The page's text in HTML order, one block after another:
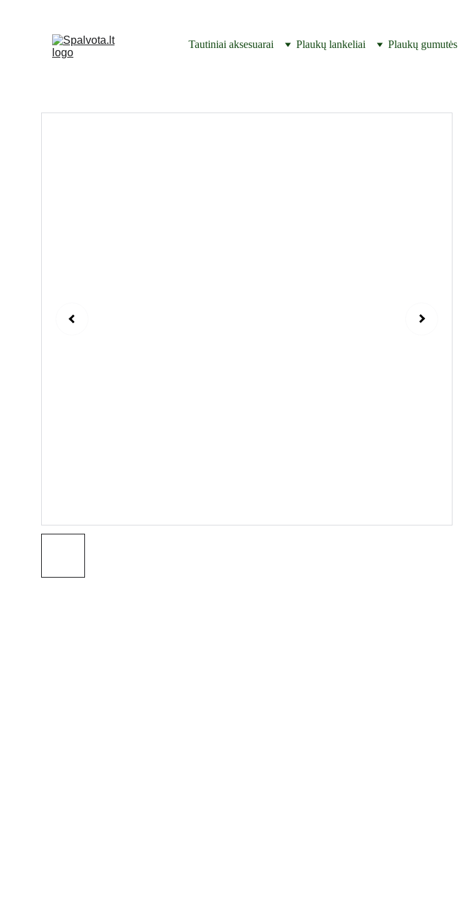
Tautiniai aksesuarai Plaukų lankeliai Plaukų gumutės